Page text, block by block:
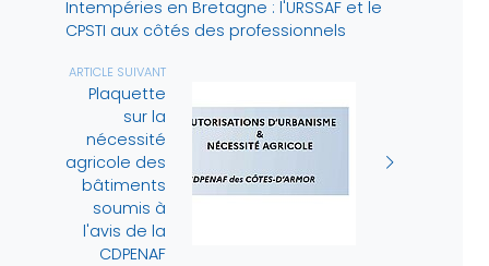
Intempéries en Bretagne : l'URSSAF et le
CPSTI aux côtés des professionnels
ARTICLE SUIVANT
Plaquette
sur la
nécessité
agricole des
bâtiments
soumis à
l'avis de la
CDPENAF